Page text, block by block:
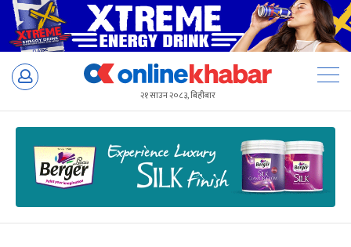
Skip
२१ साउन २०८३, बिहीबार